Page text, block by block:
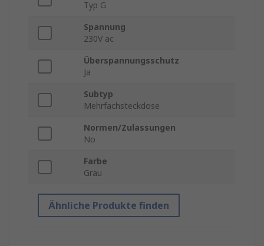
Typ G
Spannung
230V ac
Überspannungsschutz
Ja
Subtyp
Mehrfachsteckdose
Normen/Zulassungen
No
Farbe
Grau
Ähnliche Produkte finden